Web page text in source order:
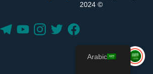
© 2024
Arabic